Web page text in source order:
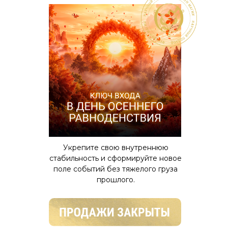
Укрепите свою внутреннюю
стабильность и сформируйте новое
поле событий без тяжелого груза
прошлого.